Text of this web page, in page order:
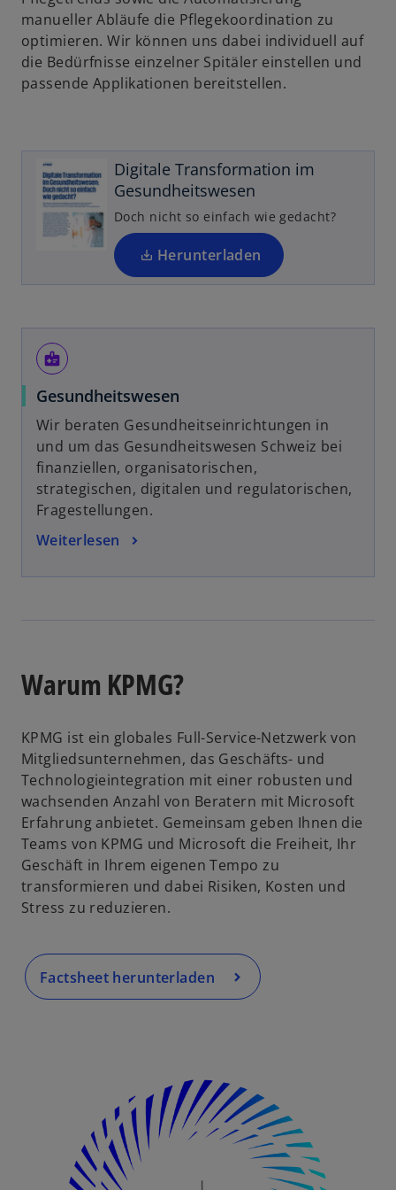
manueller Abläufe die Pflegekoordination zu
optimieren. Wir können uns dabei individuell auf
die Bedürfnisse einzelner Spitäler einstellen und
passende Applikationen bereitstellen.
Digitale Transformation im
Gesundheitswesen
Doch nicht so einfach wie gedacht?
Herunterladen
i
n
e
r
u
e
n
R
e
g
is
t
e
g
e
e
medical_information
Gesundheitswesen
Wir beraten Gesundheitseinrichtungen in
und um das Gesundheitswesen Schweiz bei
finanziellen, organisatorischen,
strategischen, digitalen und regulatorischen,
Fragestellungen.
Weiterlesen
Warum KPMG?
KPMG ist ein globales Full-Service-Netzwerk von
Mitgliedsunternehmen, das Geschäfts- und
Technologieintegration mit einer robusten und
wachsenden Anzahl von Beratern mit Microsoft
Erfahrung anbietet. Gemeinsam geben Ihnen die
Teams von KPMG und Microsoft die Freiheit, Ihr
Geschäft in Ihrem eigenen Tempo zu
transformieren und dabei Risiken, Kosten und
Stress zu reduzieren.
Factsheet herunterladen
i
n
e
r
n
e
u
e
e
is
a
r
t